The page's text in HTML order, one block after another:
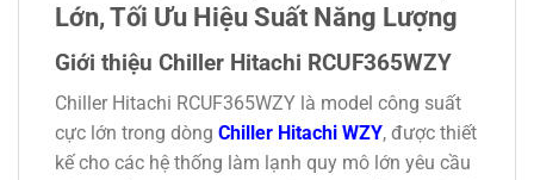
Lớn, Tối Ưu Hiệu Suất Năng Lượng
Giới thiệu Chiller Hitachi RCUF365WZY
Chiller Hitachi RCUF365WZY là model công suất
cực lớn trong dòng Chiller Hitachi WZY, được thiết
kế cho các hệ thống làm lạnh quy mô lớn yêu cầu